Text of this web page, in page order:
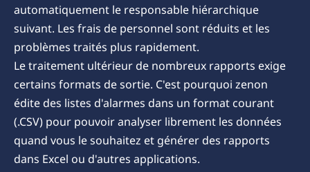
automatiquement le responsable hiérarchique
suivant. Les frais de personnel sont réduits et les
problèmes traités plus rapidement.
Le traitement ultérieur de nombreux rapports exige
certains formats de sortie. C'est pourquoi zenon
édite des listes d'alarmes dans un format courant
(.CSV) pour pouvoir analyser librement les données
quand vous le souhaitez et générer des rapports
dans Excel ou d'autres applications.